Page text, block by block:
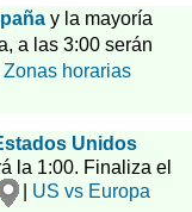
y la mayoría
a las 3:00 serán
Zonas horarias
Unidos
la 1:00. Finaliza el
US vs Europa